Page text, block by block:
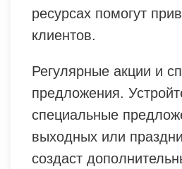
ресурсах помогут
клиентов.
Регулярные акции и
предложения.
специальные
выходных или
создаст